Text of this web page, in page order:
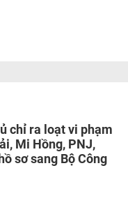
chỉ ra loạt vi phạm
Mi Hồng, PNJ,
sơ sang Bộ Công